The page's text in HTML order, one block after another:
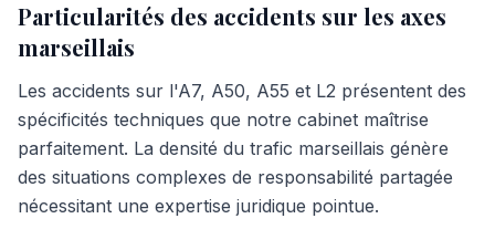
Particularités des accidents sur les axes
marseillais
Les accidents sur l'A7, A50, A55 et L2 présentent des
spécificités techniques que notre cabinet maîtrise
parfaitement. La densité du trafic marseillais génère
des situations complexes de responsabilité partagée
nécessitant une expertise juridique pointue.